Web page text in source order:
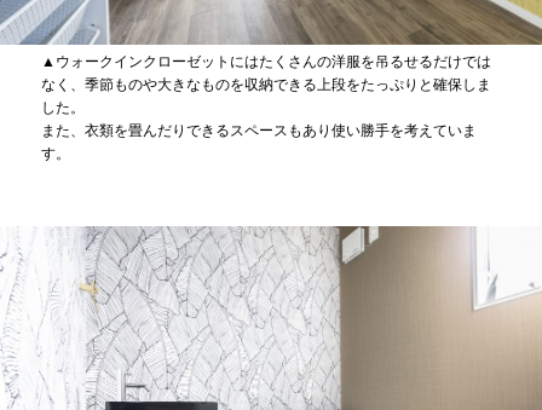
▲ウォークインクローゼットにはたくさんの洋服を吊るせるだけでは
なく、季節ものや大きなものを収納できる上段をたっぷりと確保しま
した。
また、衣類を畳んだりできるスペースもあり使い勝手を考えていま
す。